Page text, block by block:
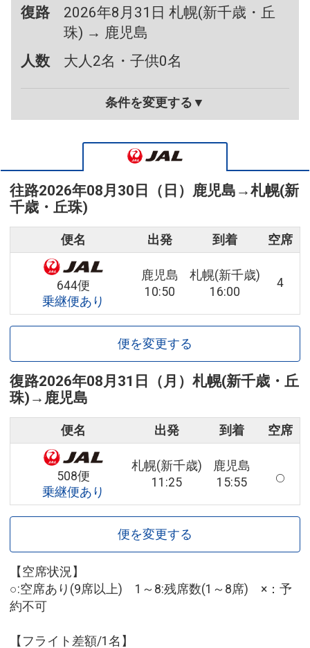
復路
2026年8月31日 札幌(新千歳・丘
珠) → 鹿児島
人数
大人2名・子供0名
条件を変更する▼
往路2026年08月30日（日） 鹿児島 →札幌(新
千歳・丘珠)
便名 出発 到着 空席
644便
乗継便あり
鹿児島
10:50
札幌(新千歳)
16:00
4
便を変更する
復路2026年08月31日（月） 札幌(新千歳・丘
珠) → 鹿児島
便名 出発 到着 空席
508便
乗継便あり
札幌(新千歳)
11:25
鹿児島
15:55
便を変更する
【空席状況】
○:空席あり(9席以上) 1～8:残席数(1～8席) ×：予
約不可
【フライト差額/1名】